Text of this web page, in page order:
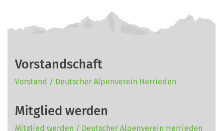
Vorstandschaft
Vorstand / Deutscher Alpenverein Herrieden
Mitglied werden
Mitglied werden / Deutscher Alpenverein Herrieden